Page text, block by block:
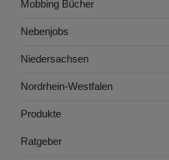
Mobbing Bücher
Nebenjobs
Niedersachsen
Nordrhein-Westfalen
Produkte
Ratgeber